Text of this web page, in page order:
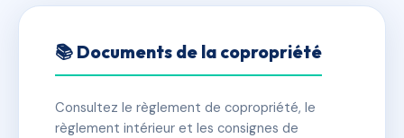
Le Clos Corbin
✓ Immatriculée 🏠 124 lots 🏗 2 bâtiment(s)
📚 Documents de la copropriété
Consultez le règlement de copropriété, le
règlement intérieur et les consignes de